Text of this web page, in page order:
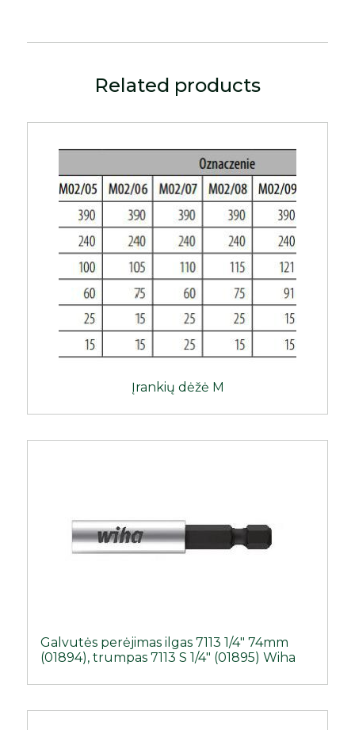
Related products
Įrankių dėžė M
Galvutės perėjimas ilgas 7113 1/4″ 74mm
(01894), trumpas 7113 S 1/4″ (01895) Wiha